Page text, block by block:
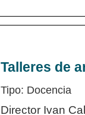
Talleres de
Tipo: Docencia
Director Ivan